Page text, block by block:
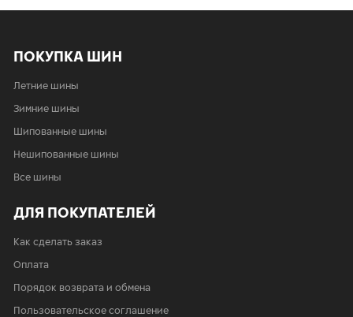
ПОКУПКА ШИН
Летние шины
Зимние шины
Шипованные шины
Нешипованные шины
Все шины
ДЛЯ ПОКУПАТЕЛЕЙ
Как сделать заказ
Оплата
Порядок возврата и обмена
Пользовательское соглашение